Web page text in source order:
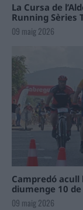
La Cursa de
Running Sèries
09 maig 2026
Campredó
diumenge 10
09 maig 2026